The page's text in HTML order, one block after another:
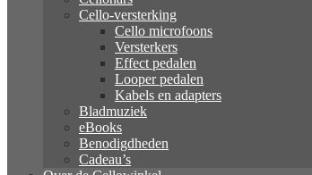
Cello-versterking
Cello microfoons
Versterkers
Effect pedalen
Looper pedalen
Kabels en adapters
Bladmuziek
eBooks
Benodigdheden
Cadeau’s